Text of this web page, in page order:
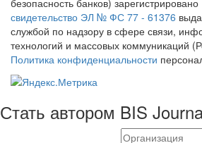
свидетельство ЭЛ № ФС 77 - 61376
службой по надзору в сфере связи,
технологий и массовых коммуникаций
Политика конфиденциальности
Стать автором BIS